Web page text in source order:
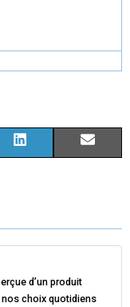
R
O
K
D
R
I
d’un produit
choix quotidiens